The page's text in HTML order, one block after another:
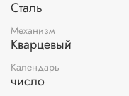
Сталь
Механизм
Кварцевый
Календарь
число